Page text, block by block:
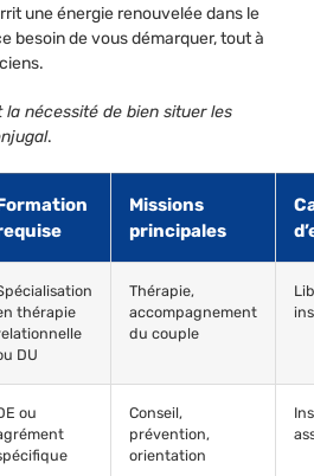
une énergie renouvelée dans le
besoin de vous démarquer, tout à
la nécessité de bien situer les
.
Missions
principales
thérapie
DU
Thérapie,
accompagnement
du couple
ou
Conseil,
prévention,
orientation